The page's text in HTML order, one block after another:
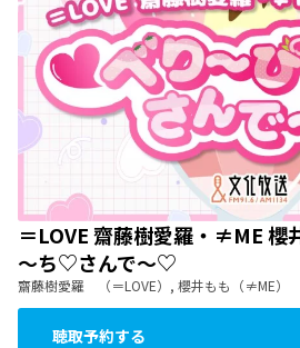
＝LOVE 齋藤樹愛羅・≠ME
～ち♡さんで～♡
齋藤樹愛羅 （＝LOVE）, 櫻井もも（≠ME）
聴取予約する